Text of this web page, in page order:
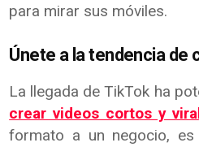
para mirar sus móviles.
Únete a la tendencia de
La llegada de TikTok ha
crear videos cortos y
formato a un negocio,